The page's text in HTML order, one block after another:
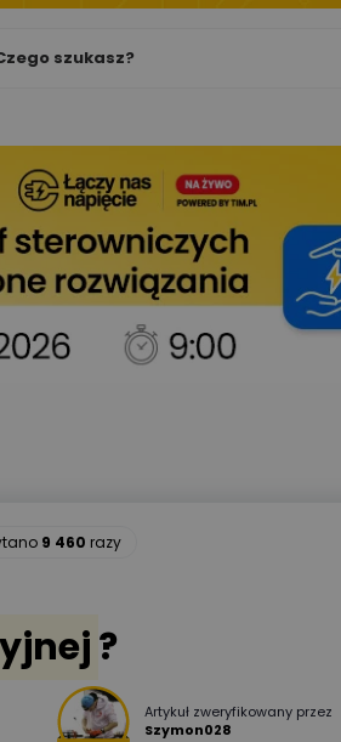
9 460 razy
?
Artykuł zweryfikowany przez
Szymon028